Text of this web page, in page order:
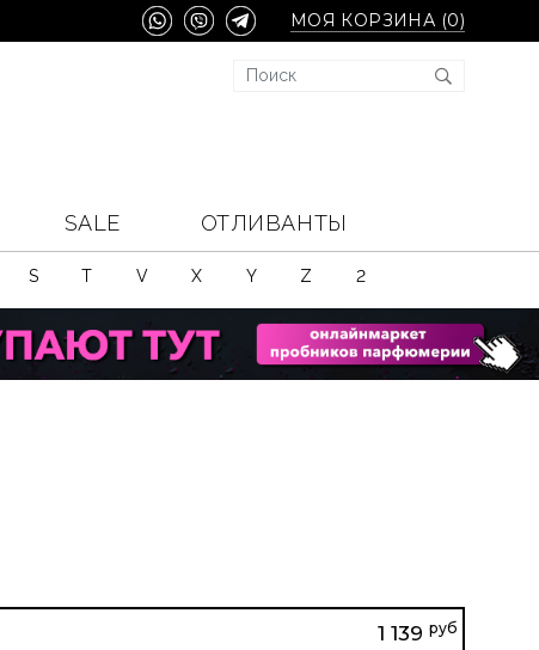
МОЯ КОРЗИНА (0)
SALE ОТЛИВАНТЫ
S T V X Y Z 2
1 139 руб